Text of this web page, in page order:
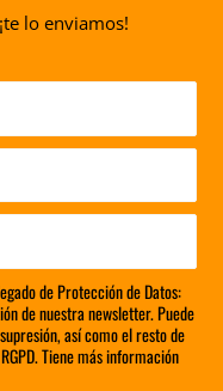
lo enviamos!
de Protección de Datos:
de nuestra newsletter. Puede
así como el resto de
Tiene más información